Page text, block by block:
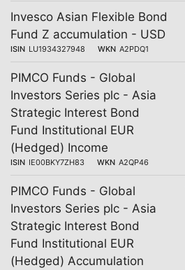
Invesco Asian Flexible Bond
Fund Z accumulation - USD
ISIN LU1934327948 WKN A2PDQ1
PIMCO Funds - Global
Investors Series plc - Asia
Strategic Interest Bond
Fund Institutional EUR
(Hedged) Income
ISIN IE00BKY7ZH83 WKN A2QP46
PIMCO Funds - Global
Investors Series plc - Asia
Strategic Interest Bond
Fund Institutional EUR
(Hedged) Accumulation